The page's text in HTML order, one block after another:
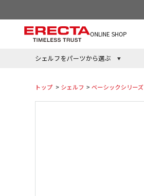
ONLINE SHOP
シェルフをパーツから選ぶ
トップ > シェルフ > ベーシックシリーズ